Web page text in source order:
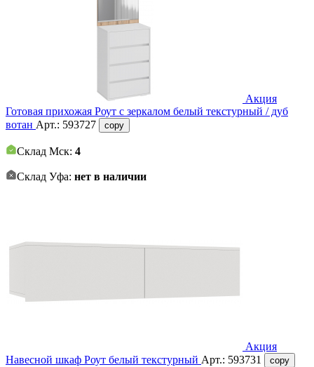
Акция
Готовая прихожая Роут с зеркалом белый текстурный / дуб
вотан Арт.: 593727 copy
Склад Мск: 4
Склад Уфа: нет в наличии
Акция
Навесной шкаф Роут белый текстурный Арт.: 593731 copy